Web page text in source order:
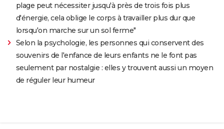
plage peut nécessiter jusqu'à près de trois fois plus
d'énergie, cela oblige le corps à travailler plus dur que
lorsqu'on marche sur un sol ferme"
Selon la psychologie, les personnes qui conservent des
souvenirs de l'enfance de leurs enfants ne le font pas
seulement par nostalgie : elles y trouvent aussi un moyen
de réguler leur humeur